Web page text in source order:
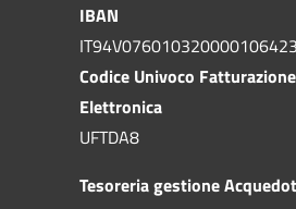
IBAN
Codice Univoco Fatturazione
Elettronica
UFTDA8
Tesoreria gestione